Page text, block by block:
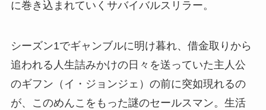
に巻き込まれていくサバイバルスリラー。
シーズン1でギャンブルに明け暮れ、借金取りから
追われる人生詰みかけの日々を送っていた主人公
のギフン（イ・ジョンジェ）の前に突如現れるの
が、このめんこをもった謎のセールスマン。生活